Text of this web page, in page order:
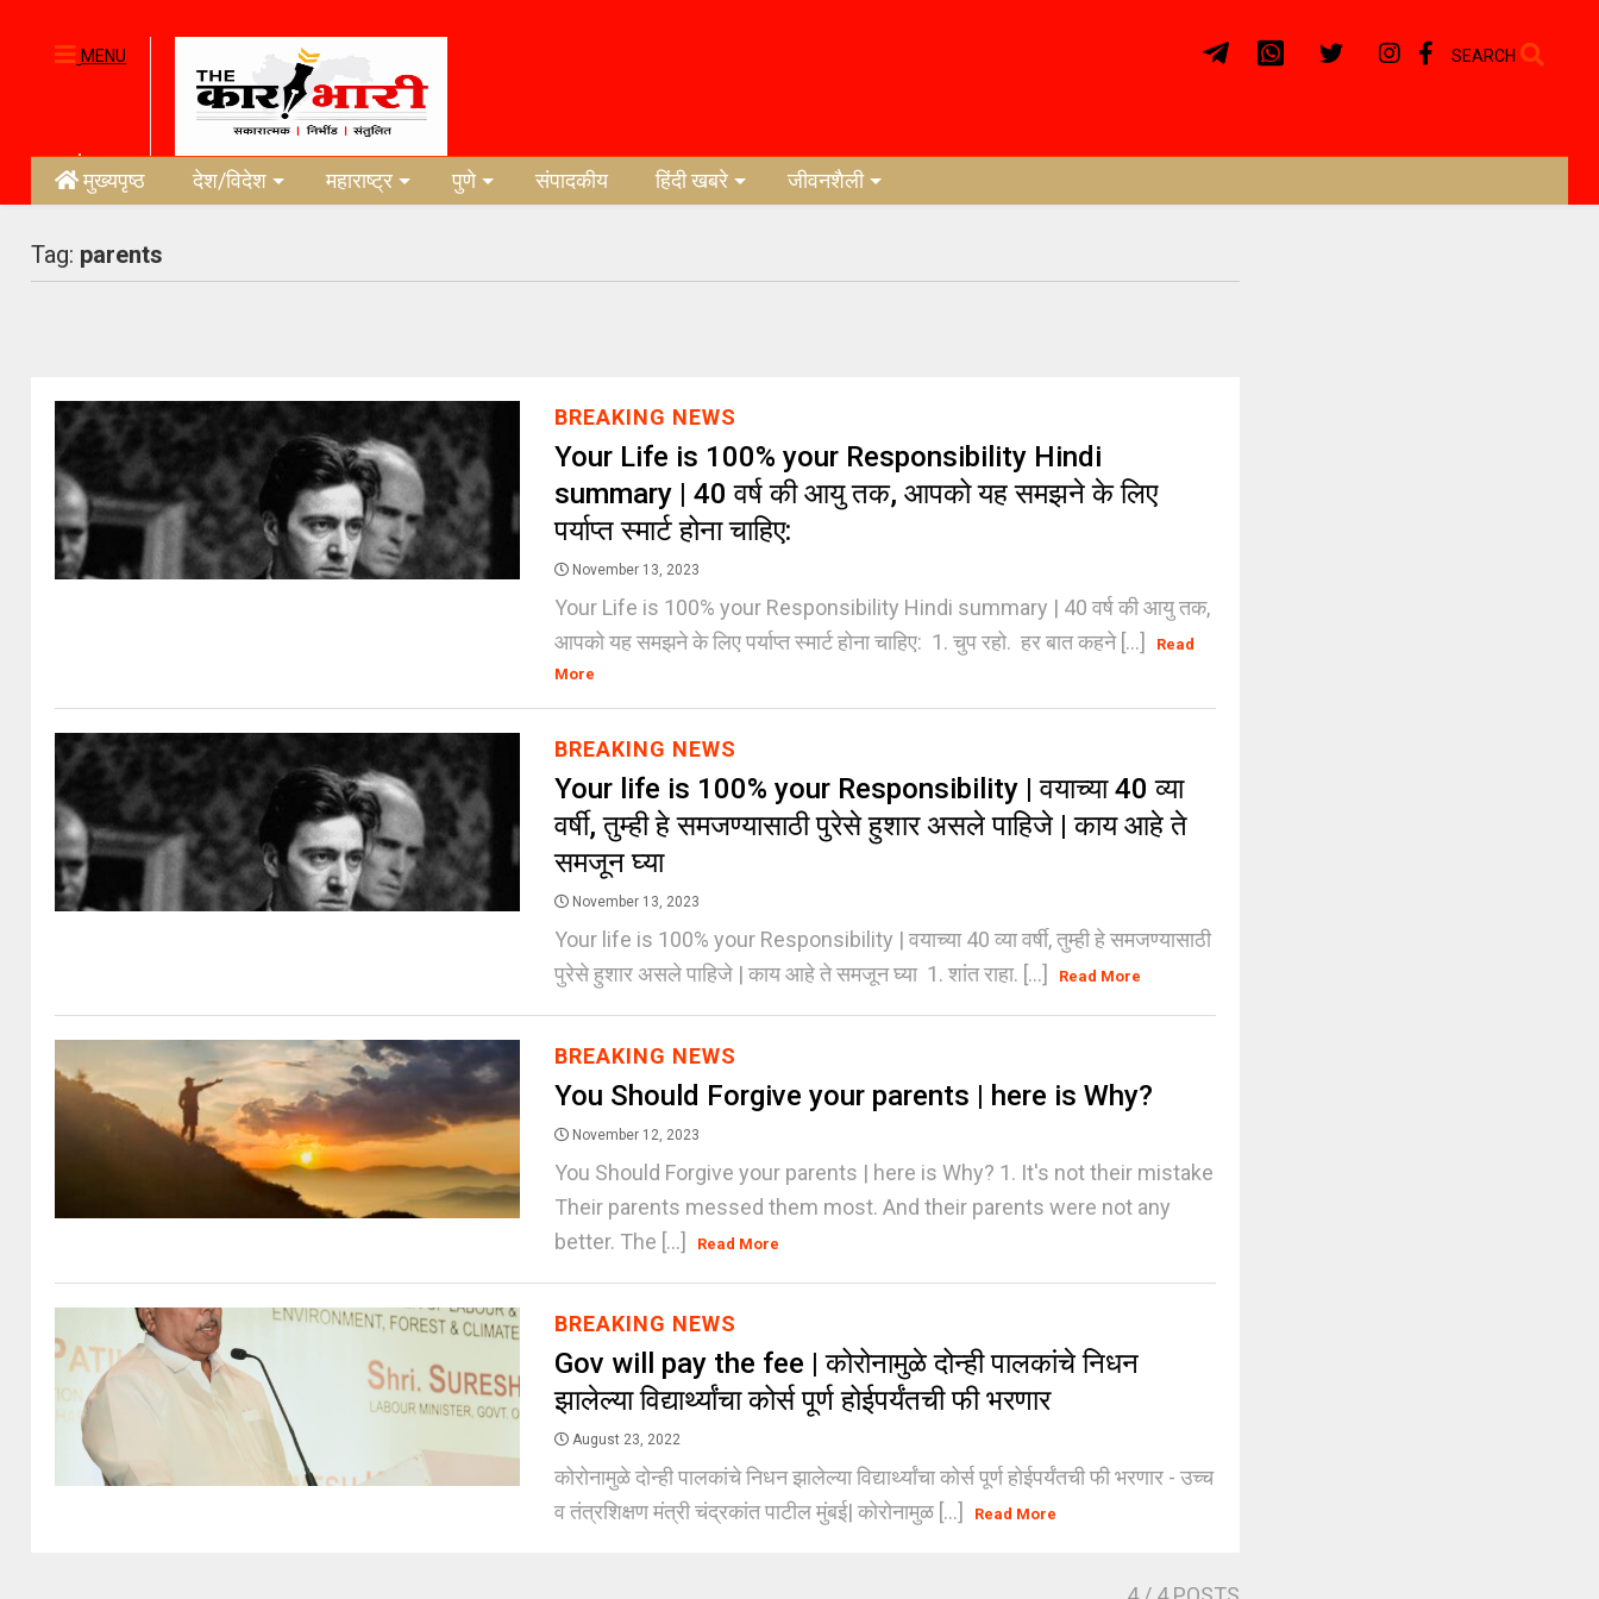
MENU SEARCH
मुख्यपृष्ठ देश/विदेश महाराष्ट्र पुणे संपादकीय हिंदी खबरे जीवनशैली
Tag: parents
BREAKING NEWS
Your Life is 100% your Responsibility Hindi
summary | 40 वर्ष की आयु तक, आपको यह समझने के लिए
पर्याप्त स्मार्ट होना चाहिए:
November 13, 2023
Your Life is 100% your Responsibility Hindi summary | 40 वर्ष की आयु तक,
आपको यह समझने के लिए पर्याप्त स्मार्ट होना चाहिए: 1. चुप रहो. हर बात कहने [...]
Read
More
BREAKING NEWS
Your life is 100% your Responsibility | वयाच्या 40 व्या
वर्षी, तुम्ही हे समजण्यासाठी पुरेसे हुशार असले पाहिजे | काय आहे ते
समजून घ्या
November 13, 2023
Your life is 100% your Responsibility | वयाच्या 40 व्या वर्षी, तुम्ही हे समजण्यासाठी
पुरेसे हुशार असले पाहिजे | काय आहे ते समजून घ्या 1. शांत राहा. [...]
Read More
BREAKING NEWS
You Should Forgive your parents | here is Why?
November 12, 2023
You Should Forgive your parents | here is Why? 1. It's not their mistake
Their parents messed them most. And their parents were not any
better. The [...]
Read More
BREAKING NEWS
Gov will pay the fee | कोरोनामुळे दोन्ही पालकांचे निधन
झालेल्या विद्यार्थ्यांचा कोर्स पूर्ण होईपर्यंतची फी भरणार
August 23, 2022
कोरोनामुळे दोन्ही पालकांचे निधन झालेल्या विद्यार्थ्यांचा कोर्स पूर्ण होईपर्यंतची फी भरणार - उच्च
व तंत्रशिक्षण मंत्री चंद्रकांत पाटील मुंबई| कोरोनामुळ [...]
Read More